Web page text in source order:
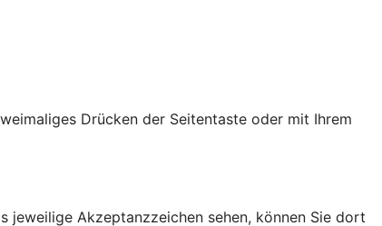
Drücken der Seitentaste oder mit Ihrem
jeweilige Akzeptanzzeichen sehen, können Sie dort